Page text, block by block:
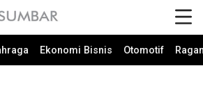
Ekonomi Bisnis Otomotif